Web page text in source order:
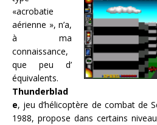
«acrobatie
aérienne », n’a,
à ma
connaissance,
que peu d’
équivalents.
Thunderblad
e, jeu d’hélicoptère de combat de
1988, propose dans certains